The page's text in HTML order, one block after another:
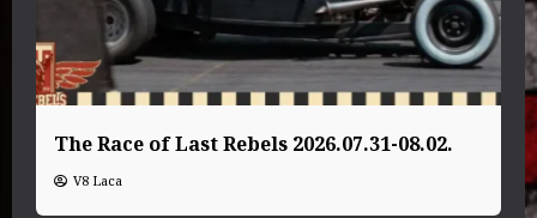
The Race of Last Rebels 2026.07.31-08.02.
V8 Laca